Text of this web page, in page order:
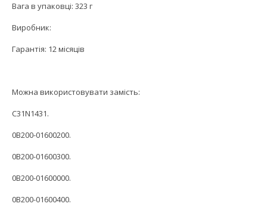
Вага в упаковці: 323 г
Виробник:
Гарантія: 12 місяців
Можна використовувати замість:
C31N1431.
0B200-01600200.
0B200-01600300.
0B200-01600000.
0B200-01600400.